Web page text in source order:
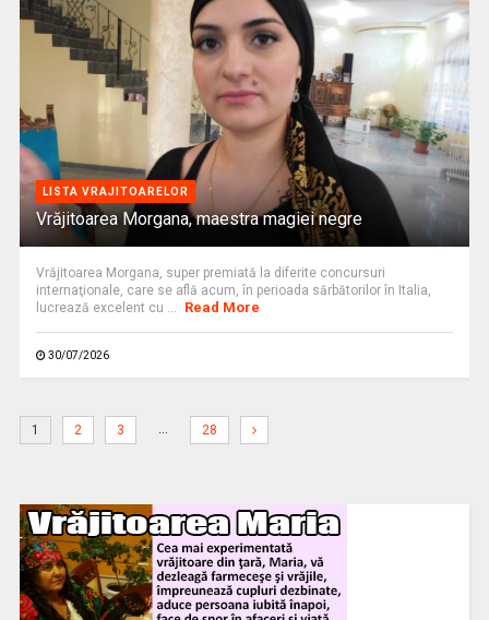
LISTA VRAJITOARELOR
Vrăjitoarea Morgana, maestra magiei negre
Vrăjitoarea Morgana, super premiată la diferite concursuri
internaţionale, care se află acum, în perioada sărbătorilor în Italia,
lucrează excelent cu ...
Read More
30/07/2026
1 2 3 … 28